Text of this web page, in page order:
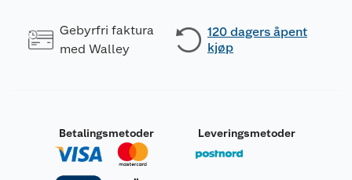
Gebyrfri faktura
med Walley
120 dagers åpent
kjøp
Betalingsmetoder Leveringsmetoder